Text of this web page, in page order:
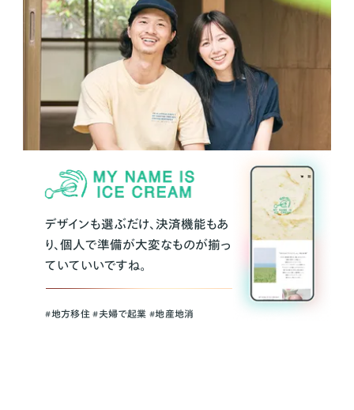
デザインも選ぶだけ、決済機能もあ
り、個人で準備が大変なものが揃っ
ていていいですね。
#地方移住 #夫婦で起業 #地産地消